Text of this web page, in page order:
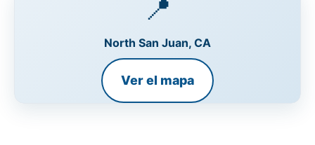
📍
North San Juan, CA
Ver el mapa